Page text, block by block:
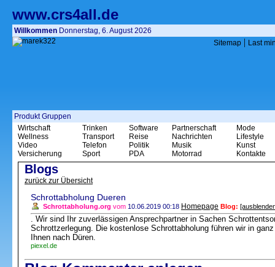
www.crs4all.de
Willkommen Donnerstag, 6. August 2026
Sitemap | Last
Produkt Gruppen
Wirtschaft
Wellness
Video
Versicherung
Trinken
Transport
Telefon
Sport
Software
Reise
Politik
PDA
Partnerschaft
Nachrichten
Musik
Motorrad
Mode
Lifestyle
Kunst
Kontakte
Blogs
zurück zur Übersicht
Schrottabholung Dueren
Schrottabholung.org vom 10.06.2019 00:18 Homepage Blog:
. Wir sind Ihr zuverlässigen Ansprechpartner in Sachen
Schrottzerlegung. Die kostenlose Schrottabholung führen wir in
Ihnen nach Düren.
piexel.de